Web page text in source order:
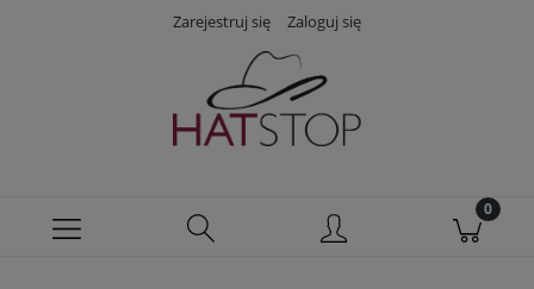
Zarejestruj się Zaloguj się